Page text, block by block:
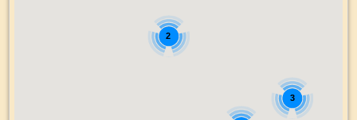
3
2